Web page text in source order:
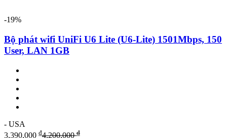
-19%
Bộ phát wifi UniFi U6 Lite (U6-Lite) 1501Mbps, 150
User, LAN 1GB
- USA
3,390,000 ₫4,200,000₫